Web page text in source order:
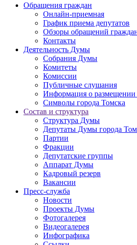
Обращения граждан
Онлайн-приемная
График приема депутатов
Обзоры обращений
Контакты
Деятельность Думы
Собрания Думы
Комитеты
Комиссии
Публичные слушания
Информация о размещении
Символы города Томска
Состав и структура
Структура Думы
Депутаты Думы города
Партии
Фракции
Депутатские группы
Аппарат Думы
Кадровый резерв
Вакансии
Пресс-служба
Новости
Проекты Думы
Фотогалерея
Видеогалерея
Инфографика